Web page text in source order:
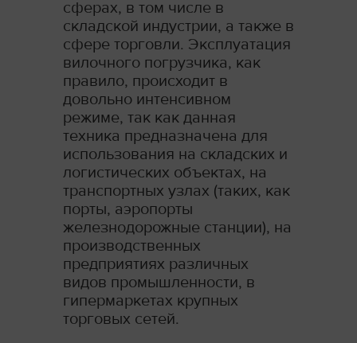
сферах, в том числе в
складской индустрии, а также в
сфере торговли. Эксплуатация
вилочного погрузчика, как
правило, происходит в
довольно интенсивном
режиме, так как данная
техника предназначена для
использования на складских и
логистических объектах, на
транспортных узлах (таких, как
порты, аэропорты
железнодорожные станции), на
производственных
предприятиях различных
видов промышленности, в
гипермаркетах крупных
торговых сетей.